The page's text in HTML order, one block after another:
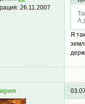
26.11.2007
А
Я